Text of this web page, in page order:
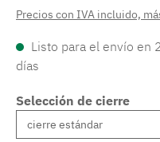
Precios con IVA incluido,
Listo para el envío en
días
Selección de cierre